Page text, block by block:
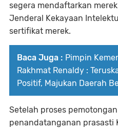
segera mendaftarkan
Jenderal Kekayaan
sertifikat merek.
Baca Juga : Pimpin
Rakhmat Renaldy :
Positif, Majukan Daerah
Setelah proses
penandatanganan prasasti